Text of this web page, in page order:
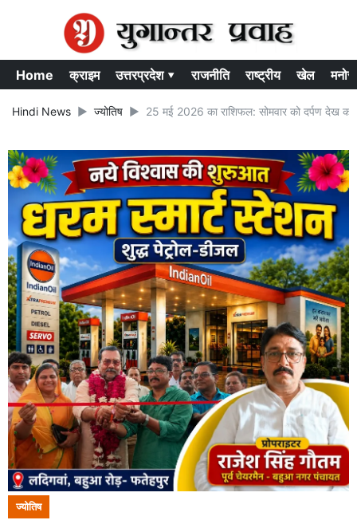
Home क्राइम उत्तरप्रदेश ▾ राजनीति राष्ट्रीय खेल
Hindi News ज्योतिष 25 मई 2026 का राशिफल: सोमवार को दर्पण देख कर
ज्योतिष